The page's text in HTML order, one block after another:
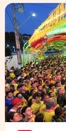
Tradição das